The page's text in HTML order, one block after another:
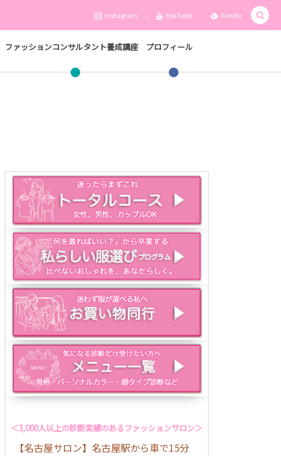
Instagram YouTube Feedly
ファッションコンサルタント養成講座 プロフィール
＜3,000人以上の診断実績のあるファッションサロン＞
【名古屋サロン】名古屋駅から車で15分